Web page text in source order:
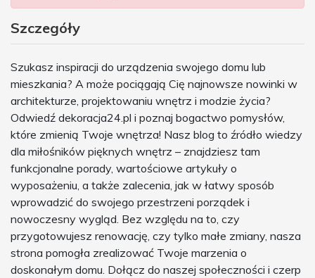
Szczegóły
Szukasz inspiracji do urządzenia swojego domu lub
mieszkania? A może pociągają Cię najnowsze nowinki w
architekturze, projektowaniu wnętrz i modzie życia?
Odwiedź dekoracja24.pl i poznaj bogactwo pomysłów,
które zmienią Twoje wnętrza! Nasz blog to źródło wiedzy
dla miłośników pięknych wnętrz – znajdziesz tam
funkcjonalne porady, wartościowe artykuły o
wyposażeniu, a także zalecenia, jak w łatwy sposób
wprowadzić do swojego przestrzeni porządek i
nowoczesny wygląd. Bez względu na to, czy
przygotowujesz renowację, czy tylko małe zmiany, nasza
strona pomogła zrealizować Twoje marzenia o
doskonałym domu. Dołącz do naszej społeczności i czerp